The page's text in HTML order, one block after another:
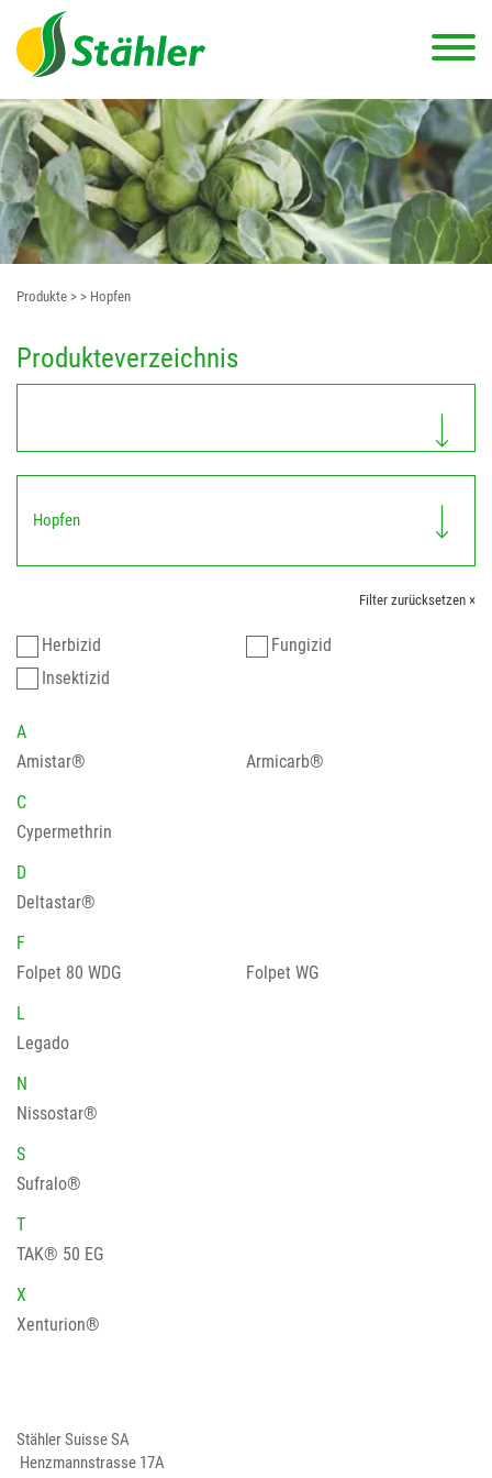
Produkte > > Hopfen
Produkteverzeichnis
Hopfen
Filter zurücksetzen ×
Herbizid
Fungizid
Insektizid
A
Amistar®
Armicarb®
C
Cypermethrin
D
Deltastar®
F
Folpet 80 WDG
Folpet WG
L
Legado
N
Nissostar®
S
Sufralo®
T
TAK® 50 EG
X
Xenturion®
Stähler Suisse SA
Henzmannstrasse 17A